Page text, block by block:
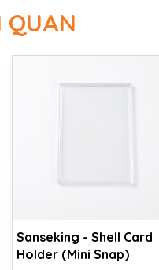
QUAN
Sanseking - Shell Card
Holder (Mini Snap)